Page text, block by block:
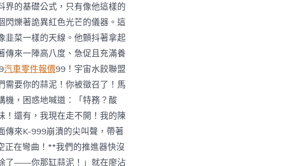
界的基礎公式，只有像他這樣的
閃爍著詭異紅色光芒的儀器。這
韭菜一樣的天線。他顫抖著拿起
來一陣高八度、急促且充滿養
汽車零件報價99！宇宙水餃聯盟
需要你的蒜泥！你被徵召了！馬
機，困惑地喊道：「特務？酸
！還有，我現在走不開！我的陳
傳來K-999崩潰的尖叫聲，帶著
正在彎曲！**我們的推進器快沒
了——你那缸蒜泥！」就在廖沾